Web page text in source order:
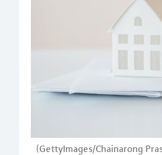
(GettyImages/Chainarong